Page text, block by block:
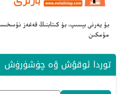
بۇ يەرنى بېسىپ، بۇ كىتابنىڭ قەغەز
مۇمكىن
توردا ئوقۇش ۋە چۈشۈرۈش